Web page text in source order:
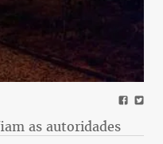
as autoridades